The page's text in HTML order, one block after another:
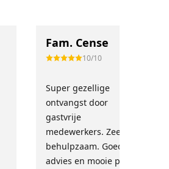
Fam. Cense
10/10
Super gezellige
ontvangst door
gastvrije
medewerkers. Zeer
behulpzaam. Goed
advies en mooie prijs.